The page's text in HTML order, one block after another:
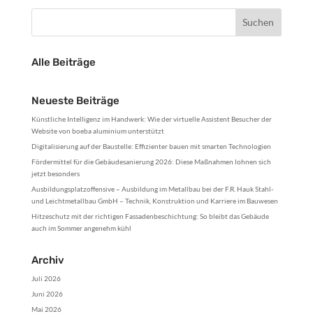
Alle Beiträge
Neueste Beiträge
Künstliche Intelligenz im Handwerk: Wie der virtuelle Assistent Besucher der
Website von boeba aluminium unterstützt
Digitalisierung auf der Baustelle: Effizienter bauen mit smarten Technologien
Fördermittel für die Gebäudesanierung 2026: Diese Maßnahmen lohnen sich
jetzt besonders
Ausbildungsplatzoffensive – Ausbildung im Metallbau bei der F.R. Hauk Stahl-
und Leichtmetallbau GmbH – Technik, Konstruktion und Karriere im Bauwesen
Hitzeschutz mit der richtigen Fassadenbeschichtung: So bleibt das Gebäude
auch im Sommer angenehm kühl
Archiv
Juli 2026
Juni 2026
Mai 2026